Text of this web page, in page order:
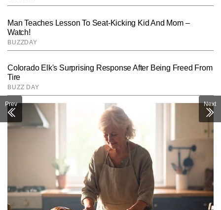
Prev Next